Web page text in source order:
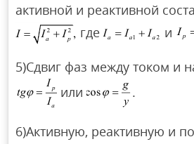
активной и реактивной
где
и
5)Сдвиг фаз между током и
или
.
6)Активную, реактивную и